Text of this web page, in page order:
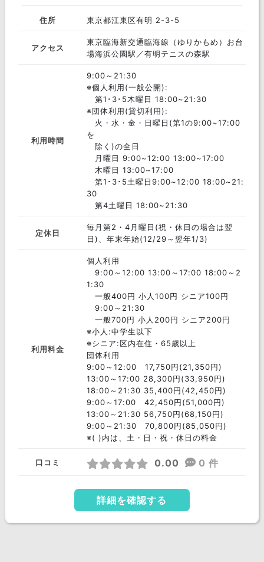
住所 東京都江東区有明 2-3-5
アクセス
東京臨海新交通臨海線（ゆりかもめ）お台
場海浜公園駅／有明テニスの森駅
利用時間
9:00～21:30
※個人利用(一般公開):
第1･3･5木曜日 18:00~21:30
※団体利用(貸切利用):
火・水・金・日曜日(第1の9:00~17:00
を
除く)の全日
月曜日 9:00~12:00 13:00~17:00
木曜日 13:00~17:00
第1･3･5土曜日9:00~12:00 18:00~21:
30
第4土曜日 18:00~21:30
定休日
毎月第2・4月曜日(祝・休日の場合は翌
日)、年末年始(12/29～翌年1/3)
利用料金
個人利用
9:00～12:00 13:00～17:00 18:00～2
1:30
一般400円 小人100円 シニア100円
9:00～21:30
一般700円 小人200円 シニア200円
※小人:中学生以下
※シニア:区内在住・65歳以上
団体利用
9:00～12:00 17,750円(21,350円)
13:00～17:00 28,300円(33,950円)
18:00～21:30 35,400円(42,450円)
9:00～17:00 42,450円(51,000円)
13:00～21:30 56,750円(68,150円)
9:00～21:30 70,800円(85,050円)
※( )内は、土・日・祝・休日の料金
口コミ 0.00 0 件
詳細を確認する